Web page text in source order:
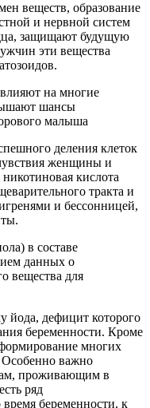
веществ, образование
и нервной систем
защищают будущую
эти вещества
на многие
шансы
малыша
деления клеток
женщины и
кислота
тракта и
и бессонницей,
в составе
данных о
вещества для
дефицит которого
беременности. Кроме
многих
Особенно важно
проживающим в
ряд
беременности, к